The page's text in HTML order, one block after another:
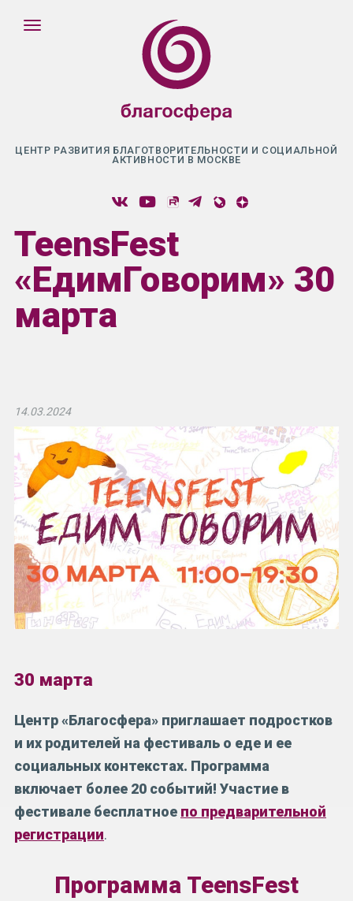
ЦЕНТР РАЗВИТИЯ БЛАГОТВОРИТЕЛЬНОСТИ И СОЦИАЛЬНОЙ
АКТИВНОСТИ В МОСКВЕ
TeensFest
«ЕдимГоворим» 30
марта
14.03.2024
30 марта
Центр «Благосфера» приглашает подростков
и их родителей на фестиваль о еде и ее
социальных контекстах. Программа
включает более 20 событий! Участие в
фестивале бесплатное по предварительной
регистрации.
Программа TeensFest